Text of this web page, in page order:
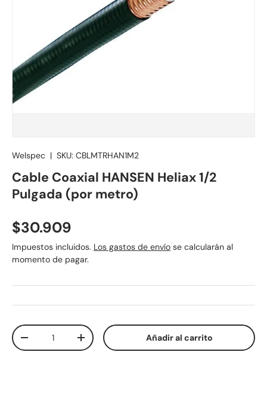
Welspec | SKU: CBLMTRHAN1M2
Cable Coaxial HANSEN Heliax 1/2
Pulgada (por metro)
Precio normal
$30.909
Impuestos incluidos. Los gastos de envío se calcularán al
momento de pagar.
Cant.
Disminuir cantidadAumentar la cantidadAñadir al carrito